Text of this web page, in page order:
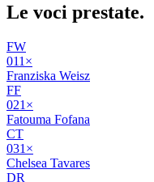
Le voci prestate.
FW
011 ×
Franziska Weisz
FF
021 ×
Fatouma Fofana
CT
031 ×
Chelsea Tavares
DR